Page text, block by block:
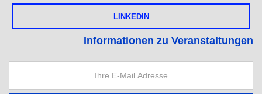
LINKEDIN
Informationen zu Veranstaltungen